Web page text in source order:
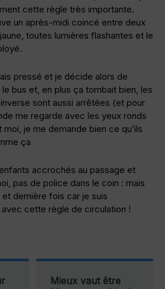
cette règle très importante.
un après-midi coincé entre deux
toutes lumières flashantes et le
pressé et je décide alors de
bus et, en plus ça tombait bien, les
sont aussi arrêtées (et pour
me regarde avec les yeux ronds
je me demande bien ce qu’ils
ça
accrochés au passage et
pas de police dans le coin : mais
dernière fois car je suis
cette règle de circulation !
Mieux vaut être